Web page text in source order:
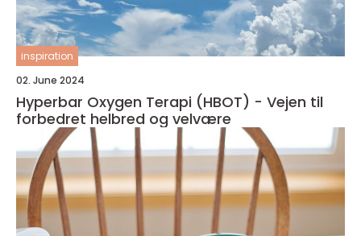
inspiration
02. June 2024
Hyperbar Oxygen Terapi (HBOT) - Vejen til
forbedret helbred og velvære